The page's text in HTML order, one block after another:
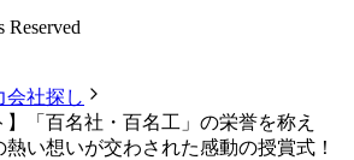
会社探し
】「百名社・百名工」の栄誉を称え
い想いが交わされた感動の授賞式！